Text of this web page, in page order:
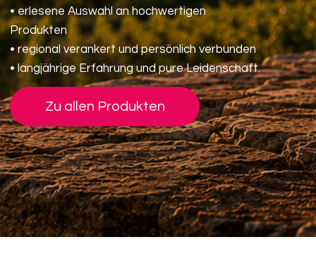
• erlesene Auswahl an hochwertigen
Produkten
• regional verankert und persönlich verbunden
• langjährige Erfahrung und pure Leidenschaft.
Zu allen Produkten